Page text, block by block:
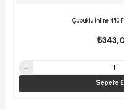
Çubuklu İnline 4'lü
Sepete